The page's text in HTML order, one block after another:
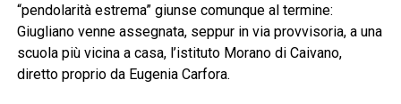
“pendolarità estrema” giunse comunque al termine:
Giugliano venne assegnata, seppur in via provvisoria, a una
scuola più vicina a casa, l’istituto Morano di Caivano,
diretto proprio da Eugenia Carfora.